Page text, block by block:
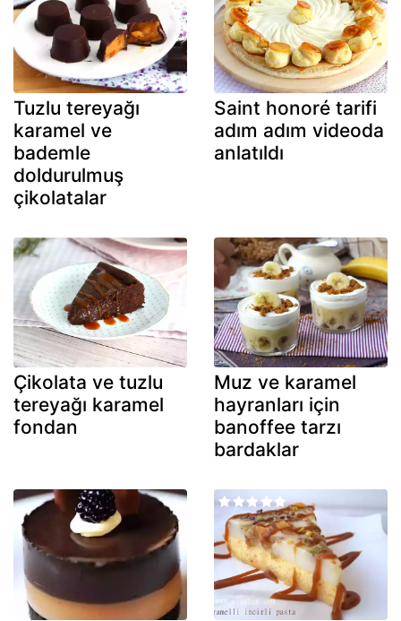
Tuzlu tereyağı
karamel ve
bademle
doldurulmuş
çikolatalar
Saint honoré tarifi
adım adım videoda
anlatıldı
Çikolata ve tuzlu
tereyağı karamel
fondan
Muz ve karamel
hayranları için
banoffee tarzı
bardaklar